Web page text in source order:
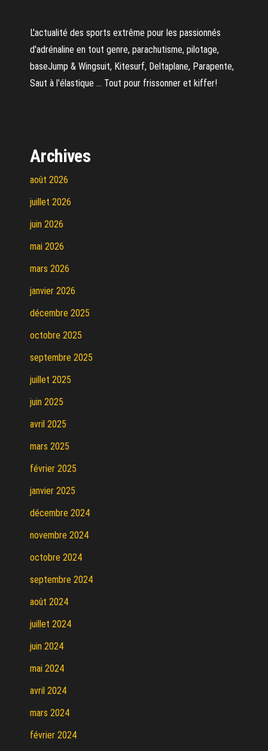
L'actualité des sports extrême pour les passionnés
d'adrénaline en tout genre, parachutisme, pilotage,
baseJump & Wingsuit, Kitesurf, Deltaplane, Parapente,
Saut à l'élastique ... Tout pour frissonner et kiffer!
Archives
août 2026
juillet 2026
juin 2026
mai 2026
mars 2026
janvier 2026
décembre 2025
octobre 2025
septembre 2025
juillet 2025
juin 2025
avril 2025
mars 2025
février 2025
janvier 2025
décembre 2024
novembre 2024
octobre 2024
septembre 2024
août 2024
juillet 2024
juin 2024
mai 2024
avril 2024
mars 2024
février 2024